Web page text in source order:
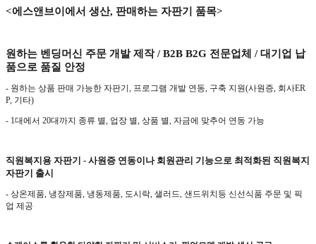
<에스앤브이에서 생산, 판매하는 자판기 품목>
원하는 벤딩머신 주문 개발 제작/ B2B B2G 전문업체 /대기업 납
품으로 품질 안정
- 원하는 상품 판매 가능한 자판기 , 프로그램 개발 연동, 구축 지원(사원증, 회사ER
P, 기타)
- 1대에서 20대까지 종류 별, 업장 별, 상품 별, 자금에 맞추어 연동 가능
직원복지용 자판기 - 사원증 연동이나 회원관리 기능으로 최적화된 직원복지
자판기 출시
- 상온제품, 냉장제품, 냉동제품, 도시락, 샐러드, 샌드위치등 신선식품 주문 및 픽
업 제공